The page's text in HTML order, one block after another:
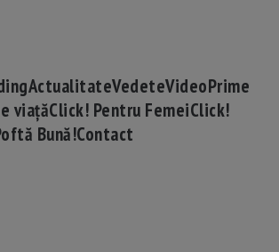
ActualitateVedeteVideoPrime
viațăClick! Pentru FemeiClick!
Bună!Contact